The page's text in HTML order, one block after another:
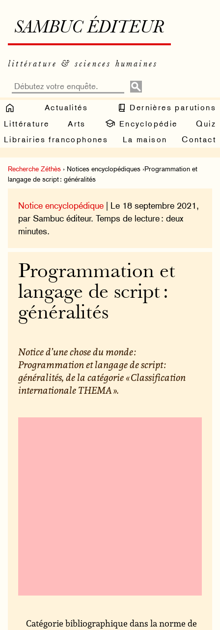
SAMBUC ÉDITEUR
littérature & sciences humaines
Actualités
Dernières parutions
Littérature
Arts Encyclopédie
Quiz
Librairies francophones
La maison Contact
Recherche Zéthès › Notices encyclopédiques ›Programmation et
langage de script : généralités
Notice encyclopédique | Le 18 septembre 2021,
par Sambuc éditeur. Temps de lecture : deux
minutes.
Programmation et
langage de script :
généralités
Notice d’une chose du monde :
Programmation et langage de script :
généralités, de la catégorie « Classification
internationale THEMA ».
Catégorie bibliographique dans la norme de